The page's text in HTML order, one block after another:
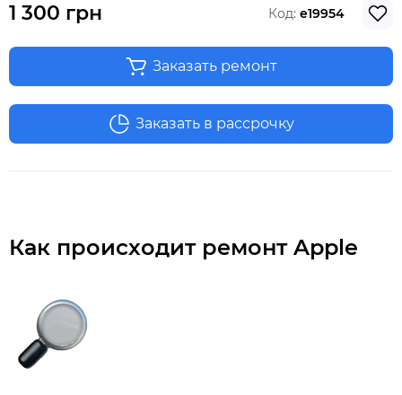
1 300 грн Код: e19954
Заказать ремонт
Заказать в рассрочку
Как происходит ремонт Apple